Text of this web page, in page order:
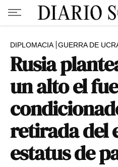
DIPLOMACIA GUERRA DE
Rusia
un alto el
retirada del
estatus de